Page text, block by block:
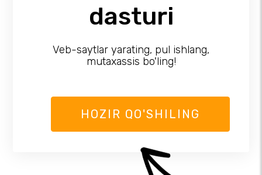
dasturi
Veb-saytlar yarating, pul ishlang,
mutaxassis bo'ling!
HOZIR QO'SHILING